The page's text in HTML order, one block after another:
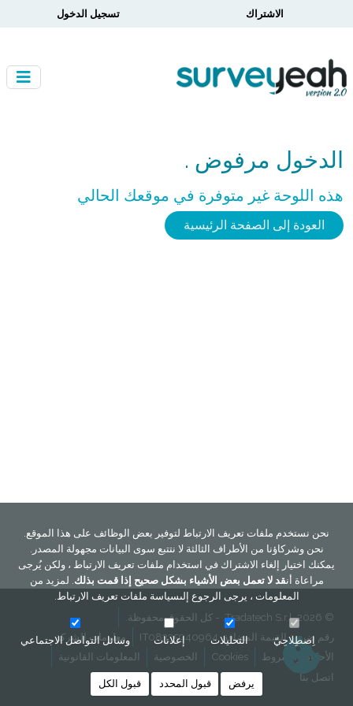
نحن نستخدم ملفات تعريف الارتباط لتوفير بعض الوظائف على هذا الموقع.
نحن وشركاؤنا من الأطراف الثالثة لا نتتبع سوى البيانات مجهولة المصدر.
يمكنك اختيار إلغاء الاشتراك في استخدام ملفات تعريف الارتباط ، ولكن يُرجى
مراعاة أنقد لا تعمل بعض الأشياء بشكل صحيح إذا قمت بذلك . لمزيد من
المعلومات ، يرجى الرجوع إلىسياسة ملفات تعريف الارتباط
اِصطِلاحِيّ التحليلات إعلانات وسائل التواصل الاجتماعي
يرفض قبول المحدد قبول الكل
الاشتراك تسجيل الدخول
الدخول مرفوض .
هذه اللوحة غير متوفرة في موقعك الحالي
العودة إلى الصفحة الرئيسية
© 2026, Tradatech S.r.l. - كل الحقوق محفوظة.
رقم ضريبة القيمة المضافة. IT08335940964
معلومات الشركة
الأحكام والشروط
Cookies الخصوصية
المعلومات القانونية
اتصل بنا